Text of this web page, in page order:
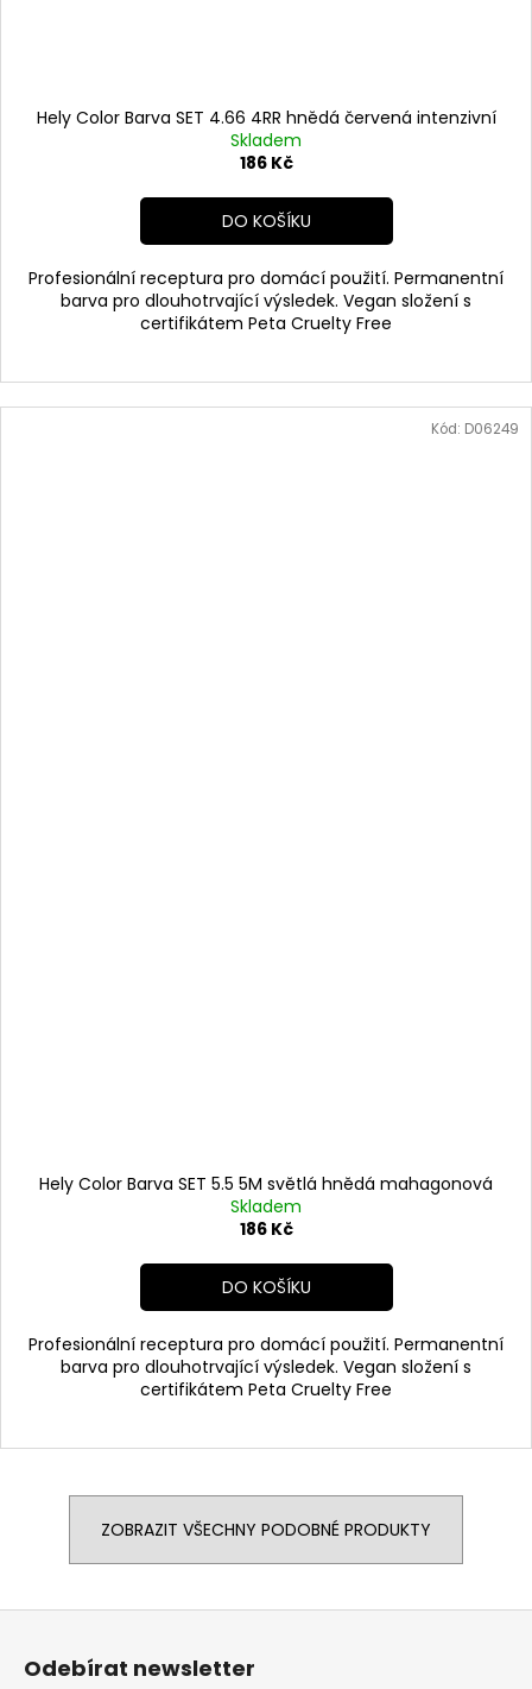
Hely Color Barva SET 4.66 4RR hnědá červená intenzivní
Skladem
186 Kč
DO KOŠÍKU
Profesionální receptura pro domácí použití. Permanentní
barva pro dlouhotrvající výsledek. Vegan složení s
certifikátem Peta Cruelty Free
Hely Color Barva SET 5.5 5M světlá hnědá mahagonová
Skladem
186 Kč
DO KOŠÍKU
Profesionální receptura pro domácí použití. Permanentní
barva pro dlouhotrvající výsledek. Vegan složení s
certifikátem Peta Cruelty Free
Kód: D06249
ZOBRAZIT VŠECHNY PODOBNÉ PRODUKTY
Z
Odebírat newsletter